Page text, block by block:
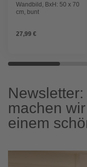
Wandbild, BxH: 50 x 70
cm, bunt
27,99 €
machen
einem